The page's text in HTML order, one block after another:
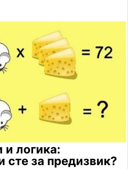
и логика:
сте за предизвик?